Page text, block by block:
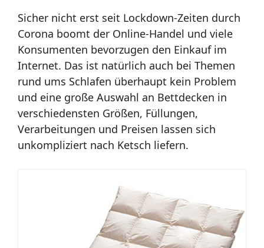
Sicher nicht erst seit Lockdown-Zeiten durch
Corona boomt der Online-Handel und viele
Konsumenten bevorzugen den Einkauf im
Internet. Das ist natürlich auch bei Themen
rund ums Schlafen überhaupt kein Problem
und eine große Auswahl an Bettdecken in
verschiedensten Größen, Füllungen,
Verarbeitungen und Preisen lassen sich
unkompliziert nach Ketsch liefern.